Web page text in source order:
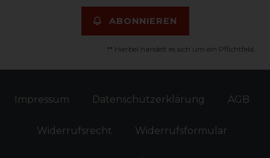
ABONNIEREN
** Hierbei handelt es sich um ein Pflichtfeld.
Impressum Daten­schutz­erklärung AGB
Widerrufs­recht Widerrufs­formular